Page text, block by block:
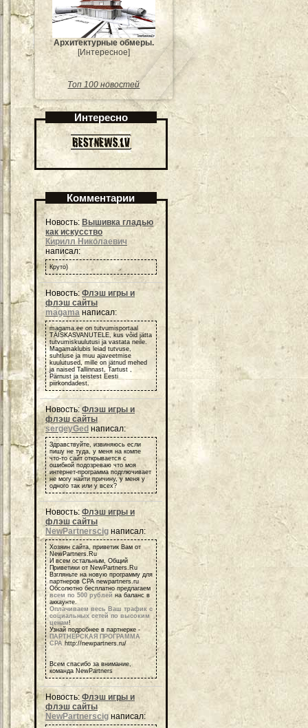
Архитектурные обмеры.
[Интересное]
Топ 100 новостей
Интересно
Комментарии
Новость: Вышивка гладью
как искусство
Кирилл Николаевич
написал:
Круто)
Новость: Флэш игры и
флэш сайты
magama написал:
magama.ee on tutvumisportaal
TÄISKASVANUTELE, kus võid jätta
tutvumiskuulutusi ja vastata neile.
Magamaklubis leiad tutvuse,
suhtluse ja muu ajaveetmise
kuulutused, mille on jätnud mehed
ja naised Tallinnast, Tartust ,
Pärnust ja teistest Eesti
piirkondadest.
Новость:Флэш игры и
флэш сайты
sergeyGed написал:
Здравствуйте, извиняюсь если
пишу не туда, у меня на компе
что-то сайт открывается с
ошибкой подозреваю что моя
интернет-программа подглючивает
не могу найти причину, у меня у
одного так или у всех?
Новость: Флэш игры и
флэш сайты
NewPartnerscig написал:
Хозяин сайта, приветик Вам от
NewPartners.Ru
И всем остальным, Общий
Приветики от NewPartners.Ru
Взгляньте на новую программу для
партнеров СРА newpartners.ru
Обсолютно бесплатно предлагаем
всем по 500 рублей на баланс в
аккаунте.
Оплачиваем весь Ваш трафик с
социальных сетей по высоким
ценам!
Узнай подробнее в партнерке -
ПАРТНЕРСКАЯ ПРОГРАММА
СРА http://newpartners.ru/
Всем спасибо за внимание,
команда NewPartners
Новость: Флэш игры и
флэш сайты
NewPartnerscig написал: